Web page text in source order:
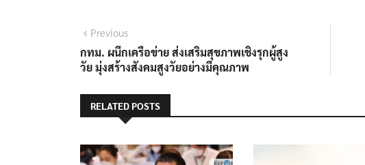
แนะแนว
เรื่อง
PreviousPrevious
post:
กทม. ผนึกเครือข่าย ส่งเสริมสุขภาพเชิงรุกผู้สูง
วัย มุ่งสร้างสังคมสูงวัยอย่างมีคุณภาพ
RELATED POSTS